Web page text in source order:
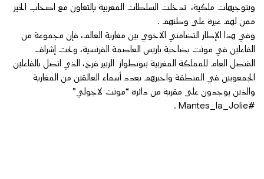
وبتوجيهات ملكية، تدخلت السلطات المغربية بالتعاون مع اصحاب الخير
ممن لهم غيرة على وطنهم .
وفي هذا الإطار التضامني الاخوي بين مغاربة العالم، فإن مجموعة من
الفاعلين في مونت بضاحية باريس العاصمة الفرنسية، وتحت إشراف
القنصل العام للمملكة المغربية ببونطواز الزبير فرج، الذي اتصل بالفاعلين
الجمعويين في المنطقة واخبرهم بعدد أسماء العالقين من المغاربة
والذين يوجدون على مقربة من دائرة “مونت لاجولي”
#Mantes_la_Jolie .